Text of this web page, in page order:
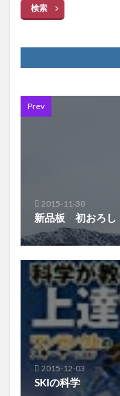
検索
Prev
2015-11-30
新品板 初おろ
2015-12-03
SKIの科学